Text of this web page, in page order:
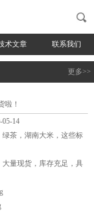
术文章 联系我们
更多>>
啦！
14
茶，湖南大米，这些标
量现货，库存充足，具